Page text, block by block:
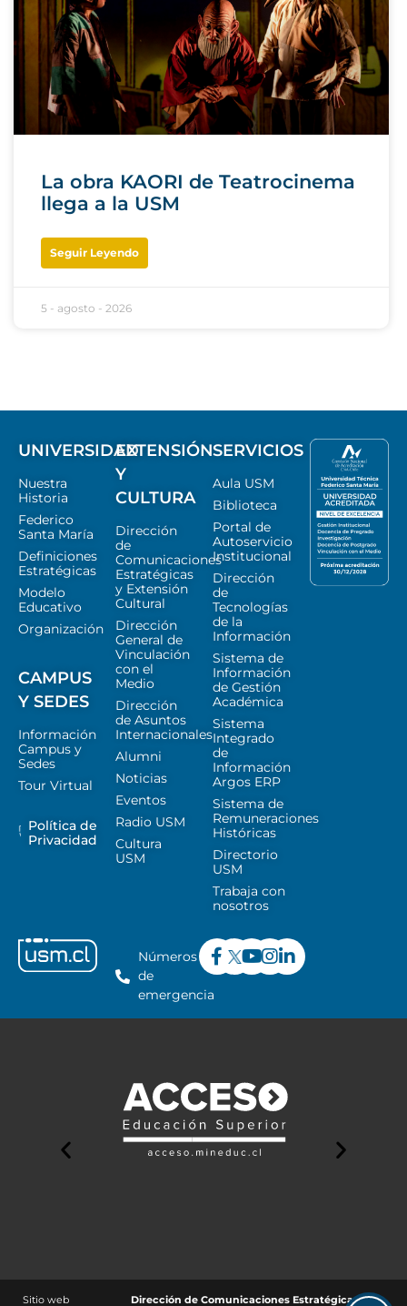
La obra KAORI de Teatrocinema
llega a la USM
Seguir Leyendo
5 - agosto - 2026
UNIVERSIDAD
Nuestra
Historia
Federico
Santa María
Definiciones
Estratégicas
Modelo
Educativo
Organización
CAMPUS
Y SEDES
Información
Campus y
Sedes
Tour Virtual
Política de
Privacidad
EXTENSIÓN
Y
CULTURA
Dirección
de
Comunicaciones
Estratégicas
y Extensión
Cultural
Dirección
General de
Vinculación
con el
Medio
Dirección
de Asuntos
Internacionales
Alumni
Noticias
Eventos
Radio USM
Cultura
USM
SERVICIOS
Aula USM
Biblioteca
Portal de
Autoservicio
Institucional
Dirección
de
Tecnologías
de la
Información
Sistema de
Información
de Gestión
Académica
Sistema
Integrado
de
Información
Argos ERP
Sistema de
Remuneraciones
Históricas
Directorio
USM
Trabaja con
nosotros
Números
de
emergencia
Sitio web Dirección de Comunicaciones Estratégicas y